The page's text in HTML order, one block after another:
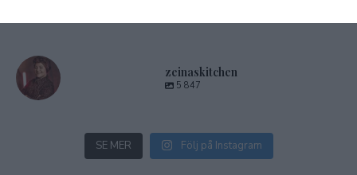
zeinaskitchen
5 847
SE MER Följ på Instagram